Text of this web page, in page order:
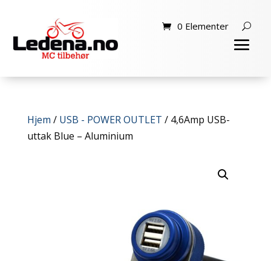
0 Elementer
Hjem / USB - POWER OUTLET / 4,6Amp USB-
uttak Blue – Aluminium